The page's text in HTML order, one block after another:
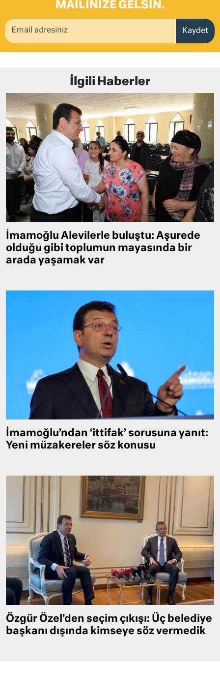
MAILINIZE GELSIN.
Kaydet
İlgili Haberler
İmamoğlu Alevilerle buluştu: Aşurede
olduğu gibi toplumun mayasında bir
arada yaşamak var
İmamoğlu’ndan ‘ittifak’ sorusuna yanıt:
Yeni müzakereler söz konusu
Özgür Özel’den seçim çıkışı: Üç belediye
başkanı dışında kimseye söz vermedik